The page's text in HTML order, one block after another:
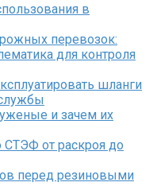
в
перевозок:
для контроля
шланги
и зачем их
СТЭФ от раскроя до
перед резиновыми